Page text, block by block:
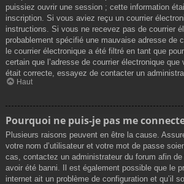
puissiez ouvrir une session ; cette information
inscription. Si vous aviez reçu un courrier
instructions. Si vous ne recevez pas de courrier
probablement spécifié une mauvaise adresse de
le courrier électronique a été filtré en tant que
certain que l’adresse de courrier électronique
était correcte, essayez de contacter un
Haut
Pourquoi ne puis-je pas me
Plusieurs raisons peuvent en être la cause.
votre nom d’utilisateur et votre mot de passe
cas, contactez un administrateur du forum afin
avoir été banni. Il est également possible que le
internet ait un problème de configuration et qu’il